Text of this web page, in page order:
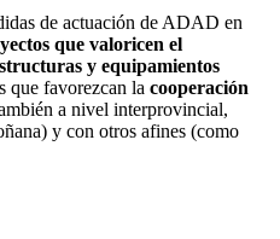
de actuación de ADAD en
que valoricen el
y equipamientos
que favorezcan la cooperación
a nivel interprovincial,
y con otros afines (como